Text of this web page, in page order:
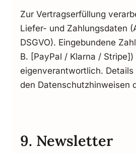
Zur Vertragserfüllung
Liefer- und Zahlungsdaten
DSGVO). Eingebundene
B. [PayPal / Klarna /
eigenverantwortlich. Details
den Datenschutzhinweisen
9. Newsletter